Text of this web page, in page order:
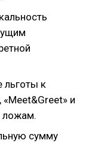
льготы к
«Meet&Greet» и
ложам.
сумму